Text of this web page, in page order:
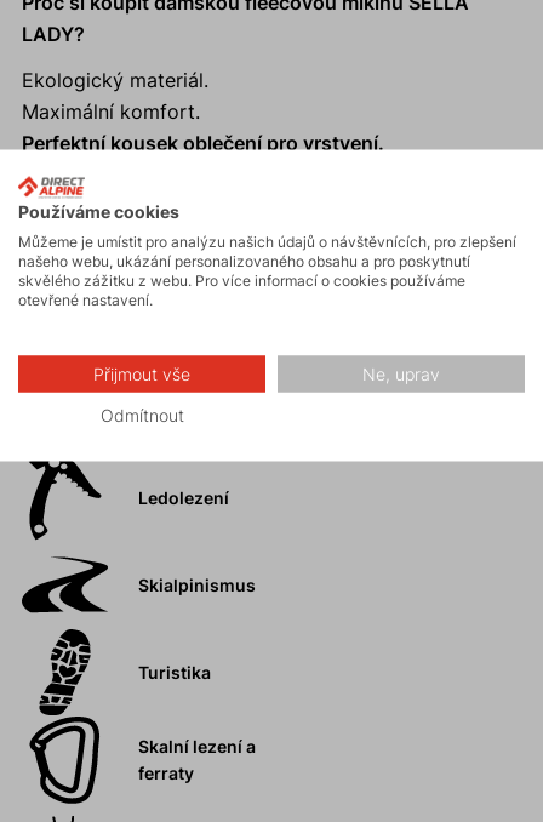
LADY?
Ekologický materiál.
Maximální komfort.
Perfektní kousek oblečení pro vrstvení.
Výborný odvod vlhkosti.
Anatomický límec s měkkým zakončením.
Horské expedice
Ledolezení
Skialpinismus
Turistika
Skalní lezení a
ferraty
Používáme cookies
Můžeme je umístit pro analýzu našich údajů o návštěvnících, pro zlepšení
našeho webu, ukázání personalizovaného obsahu a pro poskytnutí
skvělého zážitku z webu. Pro více informací o cookies používáme
otevřené nastavení.
Přijmout vše Ne, uprav
Odmítnout